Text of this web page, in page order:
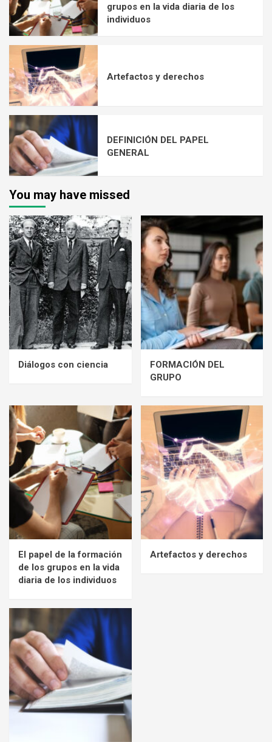
grupos en la vida diaria de los
individuos
Artefactos y derechos
DEFINICIÓN DEL PAPEL
GENERAL
You may have missed
Diálogos con ciencia
FORMACIÓN DEL
GRUPO
El papel de la formación
de los grupos en la vida
diaria de los individuos
Artefactos y derechos